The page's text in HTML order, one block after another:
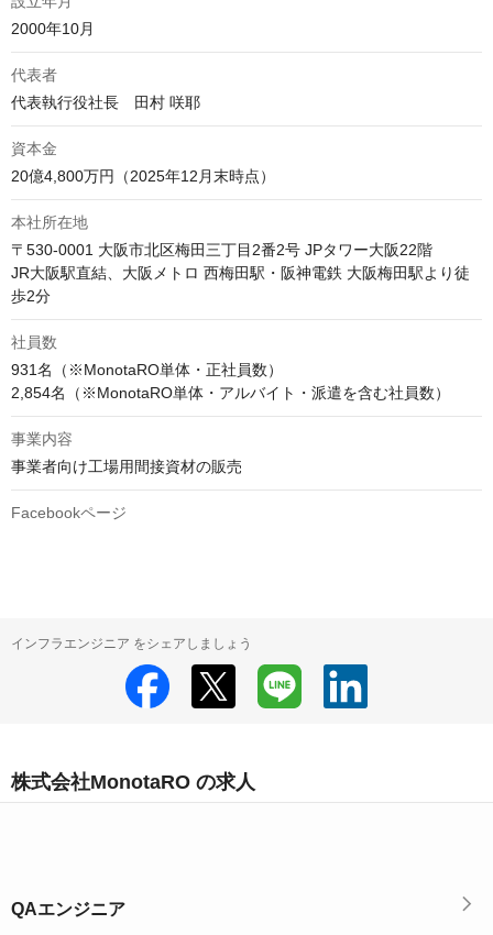
2000年10月
代表者
代表執行役社長　田村 咲耶
資本金
20億4,800万円（2025年12月末時点）
本社所在地
〒530-0001 大阪市北区梅田三丁目2番2号 JPタワー大阪22階
JR大阪駅直結、大阪メトロ 西梅田駅・阪神電鉄 大阪梅田駅より徒
歩2分
社員数
931名（※MonotaRO単体・正社員数）
事業内容
事業者向け工場用間接資材の販売
Facebookページ
インフラエンジニア をシェアしましょう
株式会社MonotaRO の求人
QAエンジニア